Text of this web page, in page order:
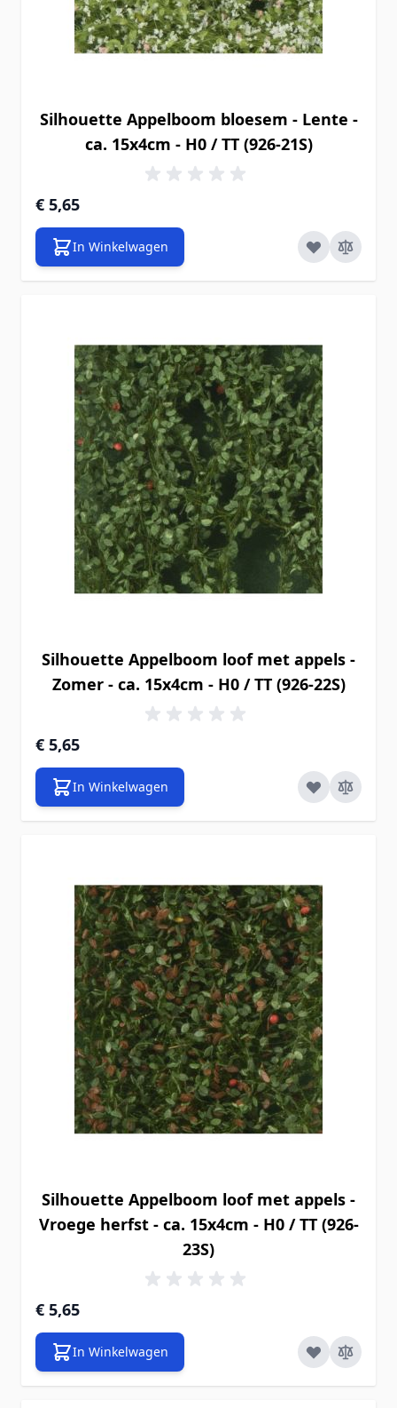
Silhouette Appelboom bloesem - Lente -
ca. 15x4cm - H0 / TT (926-21S)
€ 5,65
In Winkelwagen
Silhouette Appelboom loof met appels -
Zomer - ca. 15x4cm - H0 / TT (926-22S)
€ 5,65
In Winkelwagen
Silhouette Appelboom loof met appels -
Vroege herfst - ca. 15x4cm - H0 / TT (926-
23S)
€ 5,65
In Winkelwagen